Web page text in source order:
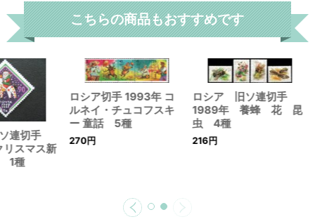
こちらの商品もおすすめです
連切手
スマス新
1種
ロシア切手 1993年 コ
ルネイ・チュコフスキ
ー 童話 5種
270円
ロシア 旧ソ連切手
1989年 養蜂 花 昆
虫 4種
216円